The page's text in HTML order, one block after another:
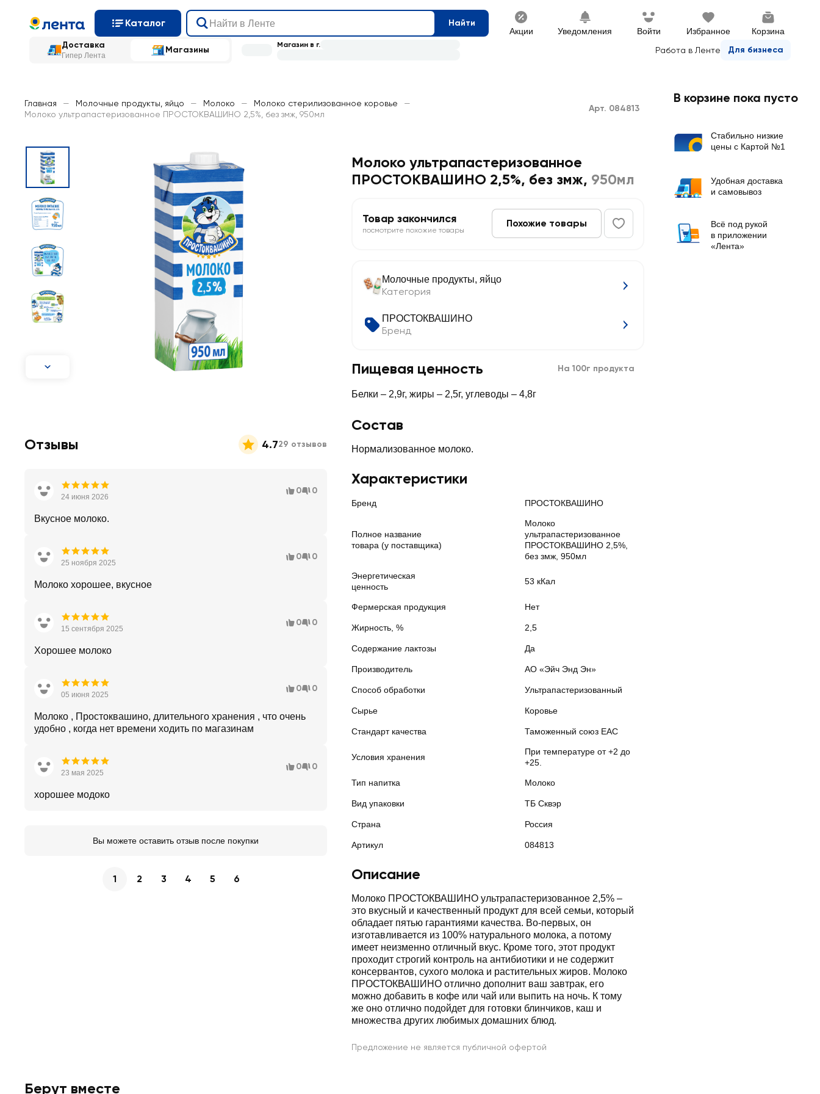
Каталог Найти
Акции Уведомления Войти Избранное Корзина
Доставка
Гипер Лента
Магазины Работа в Ленте Для бизнеса
Магазин в г.
Главная — Молочные продукты, яйцо — Молоко — Молоко стерилизованное коровье
—
Молоко ультрапастеризованное ПРОСТОКВАШИНО 2,5%, без змж, 950мл
Арт. 084813
Молоко ультрапастеризованное
ПРОСТОКВАШИНО 2,5%, без змж, 950мл
Товар закончился
посмотрите похожие товары
Похожие товары
Молочные продукты, яйцо
Категория
ПРОСТОКВАШИНО
Бренд
Пищевая ценность На 100г продукта
Белки – 2,9г, жиры – 2,5г, углеводы – 4,8г
Состав
Нормализованное молоко.
Характеристики
Бренд ПРОСТОКВАШИНО
Полное название
товара (у поставщика)
Молоко
ультрапастеризованное
ПРОСТОКВАШИНО 2,5%,
без змж, 950мл
Энергетическая
ценность
53 кКал
Фермерская продукция Нет
Жирность, % 2,5
Содержание лактозы Да
Производитель АО «Эйч Энд Эн»
Способ обработки Ультрапастеризованный
Сырье Коровье
Стандарт качества Таможенный союз EAC
Условия хранения
При температуре от +2 до
+25.
Тип напитка Молоко
Вид упаковки ТБ Сквэр
Страна Россия
Артикул 084813
Описание
Молоко ПРОСТОКВАШИНО ультрапастеризованное 2,5% –
это вкусный и качественный продукт для всей семьи, который
обладает пятью гарантиями качества. Во-первых, он
изготавливается из 100% натурального молока, а потому
имеет неизменно отличный вкус. Кроме того, этот продукт
проходит строгий контроль на антибиотики и не содержит
консервантов, сухого молока и растительных жиров. Молоко
ПРОСТОКВАШИНО отлично дополнит ваш завтрак, его
можно добавить в кофе или чай или выпить на ночь. К тому
же оно отлично подойдет для готовки блинчиков, каш и
множества других любимых домашних блюд.
Предложение не является публичной офертой
Отзывы 4.729 отзывов
24 июня 2026
0 0
Вкусное молоко.
25 ноября 2025
0 0
Молоко хорошее, вкусное
15 сентября 2025
0 0
Хорошее молоко
05 июня 2025
0 0
Молоко , Простоквашино, длительного хранения , что очень
удобно , когда нет времени ходить по магазинам
23 мая 2025
0 0
хорошее модоко
Вы можете оставить отзыв после покупки
1 2 3 4 5 6
Берут вместе
В корзине пока пусто
Стабильно низкие
цены с Картой №1
Удобная доставка
и самовывоз
Всё под рукой
в приложении
«Лента»